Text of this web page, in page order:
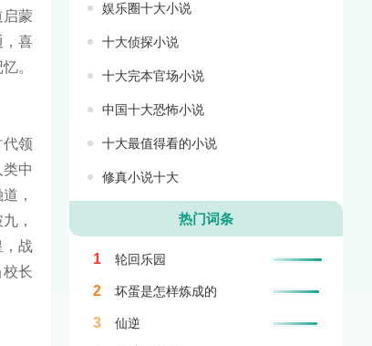
启蒙
，喜
。
领
中
，
，
，战
长
娱乐圈十大小说
十大侦探小说
十大完本官场小说
中国十大恐怖小说
十大最值得看的小说
修真小说十大
热门词条
1 轮回乐园
2 坏蛋是怎样炼成的
3 仙逆